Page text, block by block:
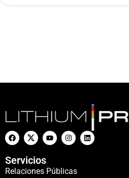
Servicios
Relaciones Públicas